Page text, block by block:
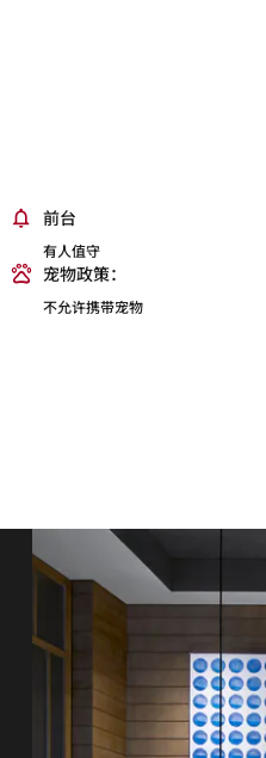
前台
有人值守
宠物政策：
不允许携带宠物